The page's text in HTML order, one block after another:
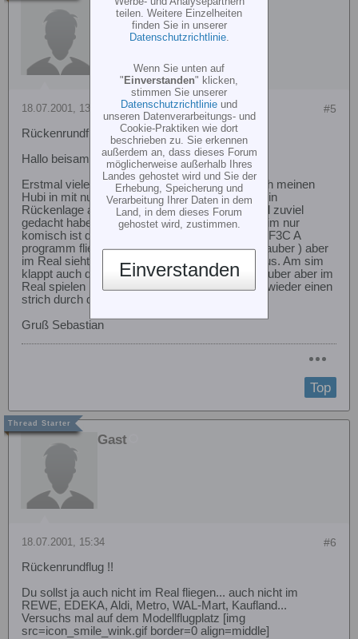
Gast
#5
18.07.2001, 13:59
Rückenrundflug !!
Hallo beisammen
Erstmal vielen dank für die Infos. Heute habe ich meinen
Hubi in mit nur etwa 20cm abstand zum Boden in
Rückenlage abfangen können als ich wiedermal zuviel
gedacht habe. Christian ich übe jeden tag am Sim nur
komisch ist das ich am Sim fast das komplette F3C A
programm fliegen kann ( wenn auch etwas unsauber ) aber
im Real sieht die ganze sache wieder anders aus. Am sim
klappt auch der Rückenrundflug schon recht sauber aber im
Real spielen mir die alten gewohnheiten immer wieder einen
strich durch die Rechnung.
Gruß Sebastian
Top
Gast
#6
18.07.2001, 15:34
Rückenrundflug !!
Du sollst ja auch nicht im Real fliegen... auch nicht im
REWE, EDEKA, Aldi, Metro, WAL-Mart, Kaufland...
Versuchs mal auf dem Modellflugplatz [img
src=icon_smile_wink.gif border=0 align=middle]
teilen. Weitere Einzelheiten
finden Sie in unserer
Datenschutzrichtlinie.
Wenn Sie unten auf
"Einverstanden" klicken,
stimmen Sie unserer
Datenschutzrichtlinie und
unseren Datenverarbeitungs- und
Cookie-Praktiken wie dort
beschrieben zu. Sie erkennen
außerdem an, dass dieses Forum
möglicherweise außerhalb Ihres
Landes gehostet wird und Sie der
Erhebung, Speicherung und
Verarbeitung Ihrer Daten in dem
Land, in dem dieses Forum
gehostet wird, zustimmen.
Einverstanden